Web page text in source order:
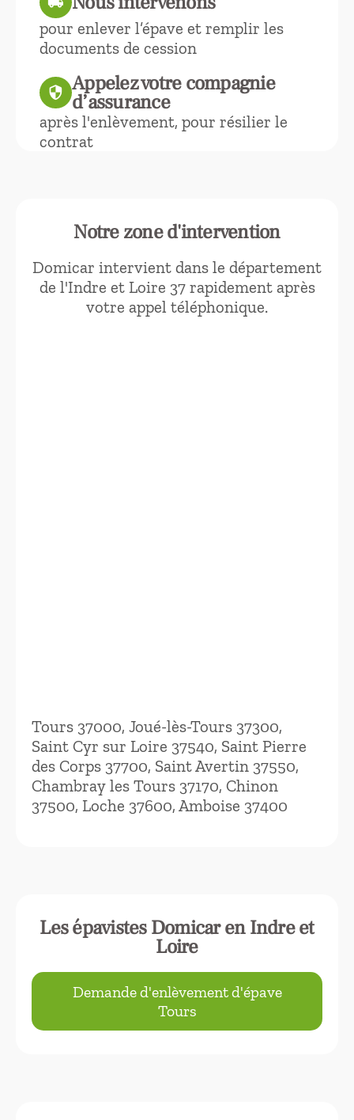
pour enlever l’épave et remplir les
documents de cession
security Appelez votre compagnie
d’assurance
après l'enlèvement, pour résilier le
contrat
Notre zone d'intervention
Domicar intervient dans le département
de l'Indre et Loire 37 rapidement après
votre appel téléphonique.
Tours 37000, Joué-lès-Tours 37300,
Saint Cyr sur Loire 37540, Saint Pierre
des Corps 37700, Saint Avertin 37550,
Chambray les Tours 37170, Chinon
37500, Loche 37600, Amboise 37400
Les épavistes Domicar en Indre et
Loire
Demande d'enlèvement d'épave
Tours